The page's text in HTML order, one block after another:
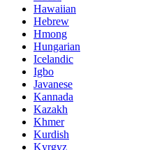
Hawaiian
Hebrew
Hmong
Hungarian
Icelandic
Igbo
Javanese
Kannada
Kazakh
Khmer
Kurdish
Kyrgyz